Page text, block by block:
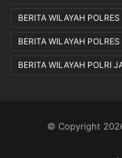
BERITA WILAYAH
BERITA WILAYAH
BERITA WILAYAH POLRI
© Copyright 2026